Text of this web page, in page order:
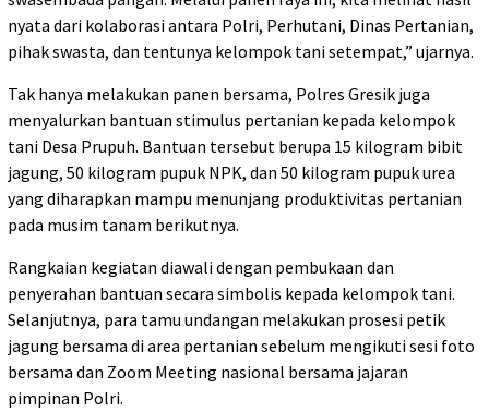
nyata dari kolaborasi antara Polri, Perhutani, Dinas Pertanian,
pihak swasta, dan tentunya kelompok tani setempat,” ujarnya.
Tak hanya melakukan panen bersama, Polres Gresik juga
menyalurkan bantuan stimulus pertanian kepada kelompok
tani Desa Prupuh. Bantuan tersebut berupa 15 kilogram bibit
jagung, 50 kilogram pupuk NPK, dan 50 kilogram pupuk urea
yang diharapkan mampu menunjang produktivitas pertanian
pada musim tanam berikutnya.
Rangkaian kegiatan diawali dengan pembukaan dan
penyerahan bantuan secara simbolis kepada kelompok tani.
Selanjutnya, para tamu undangan melakukan prosesi petik
jagung bersama di area pertanian sebelum mengikuti sesi foto
bersama dan Zoom Meeting nasional bersama jajaran
pimpinan Polri.